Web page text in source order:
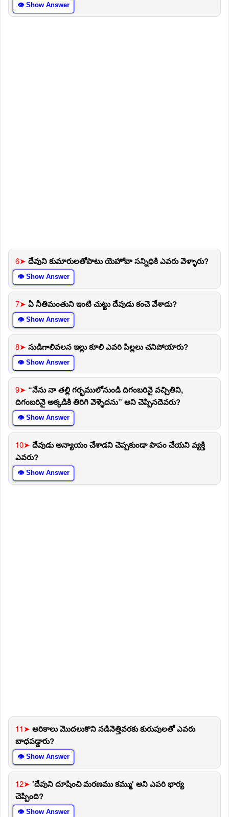
👁 Show Answer
6➤ దేవుని కుమారులతోపాటు యెహోవా సన్నిధికి ఎవరు వెళ్ళారు?
👁 Show Answer
7➤ ఏ నీతిమంతుని ఇంటి చుట్టు దేవుడు కంచె వేశాడు?
👁 Show Answer
8➤ సుడిగాలివలన ఇల్లు కూలి ఎవరి పిల్లలు చనిపోయారు?
👁 Show Answer
9➤ “నేను నా తల్లి గర్భములోనుండి దిగంబరినై వచ్చితిని,
దిగంబరినై అక్కడికి తిరిగి వెళ్ళెదను” అని చెప్పినదెవరు?
👁 Show Answer
10➤ దేవుడు అన్యాయం చేశాడని చెప్పకుండా పాపం చేయని వ్యక్తి
ఎవరు?
👁 Show Answer
11➤ అరికాలు మొదలుకొని నడినెత్తివరకు కురుపులతో ఎవరు
బాధపడ్డారు?
👁 Show Answer
12➤ 'దేవుని దూషించి మరణము కమ్ము' అని ఎపరి భార్య
చెప్పింది?
👁 Show Answer